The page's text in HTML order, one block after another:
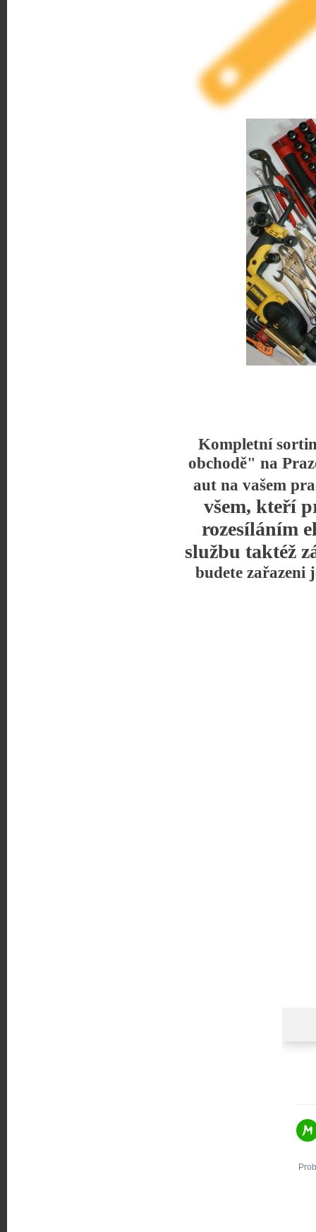
Kompletní
obchodě" na
aut na vašem
všem, kteří
rozesíláním
službu taktéž
budete zařazeni